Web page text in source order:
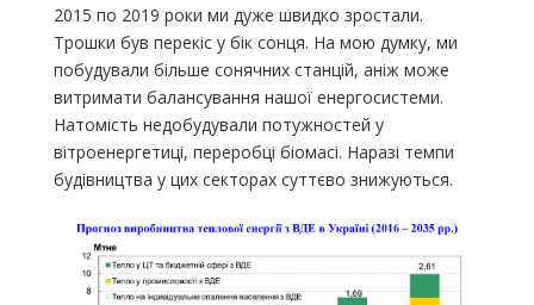
2015 по 2019 роки ми дуже швидко зростали.
Трошки був перекіс у бік сонця. На мою думку, ми
побудували більше сонячних станцій, аніж може
витримати балансування нашої енергосистеми.
Натомість недобудували потужностей у
вітроенергетиці, переробці біомасі. Наразі темпи
будівництва у цих секторах суттєво знижуються.